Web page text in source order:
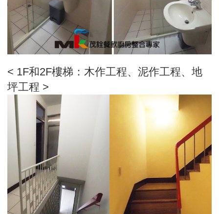
< 1F和2F樓梯：木作工程、泥作工程、地
坪工程 >